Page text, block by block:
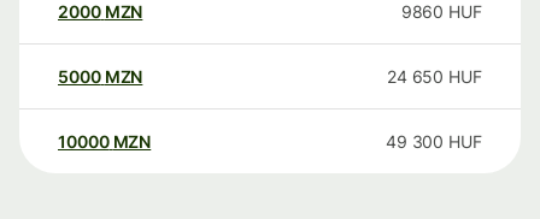
2000 MZN 9860 HUF
5000 MZN 24 650 HUF
10000 MZN 49 300 HUF